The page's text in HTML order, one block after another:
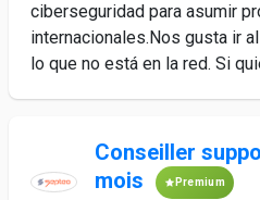
ciberseguridad para asumir
internacionales.Nos gusta ir
lo que no está en la red. Si
Conseiller
mois
Premium